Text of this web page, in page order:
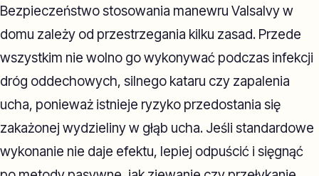
Bezpieczeństwo stosowania manewru Valsalvy w
domu zależy od przestrzegania kilku zasad. Przede
wszystkim nie wolno go wykonywać podczas infekcji
dróg oddechowych, silnego kataru czy zapalenia
ucha, ponieważ istnieje ryzyko przedostania się
zakażonej wydzieliny w głąb ucha. Jeśli standardowe
wykonanie nie daje efektu, lepiej odpuścić i sięgnąć